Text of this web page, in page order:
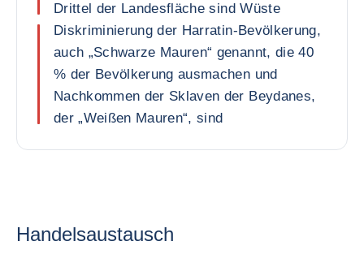
Drittel der Landesfläche sind Wüste
Diskriminierung der Harratin-Bevölkerung,
auch „Schwarze Mauren“ genannt, die 40
% der Bevölkerung ausmachen und
Nachkommen der Sklaven der Beydanes,
der „Weißen Mauren“, sind
Handelsaustausch